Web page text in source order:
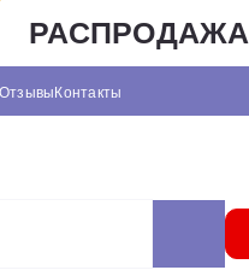
РАСПРОДАЖА
Контакты